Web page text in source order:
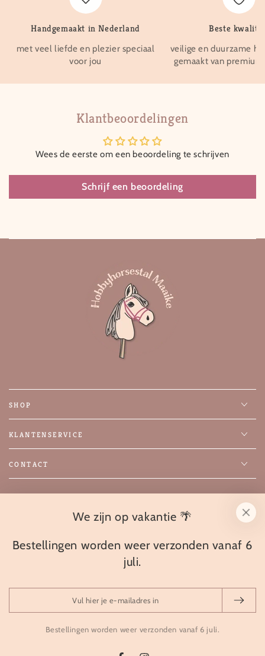
Handgemaakt in Nederland
met veel liefde en plezier speciaal
voor jou
Beste
veilige en duurzame
gemaakt van
Klantbeoordelingen
Wees de eerste om een beoordeling te schrijven
Schrijf een beoordeling
SHOP
KLANTENSERVICE
CONTACT
FacebookInstagram
Retourbeleid
Contactgegevens
We zijn op vakantie 🌴
Bestellingen worden weer verzonden vanaf 6
juli.
hier
Bestellingen worden weer verzonden vanaf 6 juli.